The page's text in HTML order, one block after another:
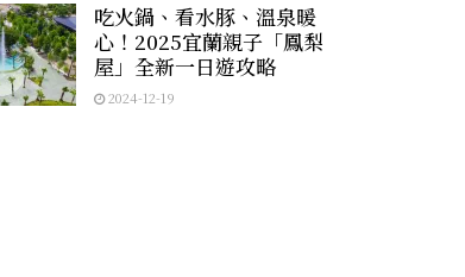
吃火鍋、看水豚、溫泉暖
心！2025宜蘭親子「鳳梨
屋」全新一日遊攻略
2024-12-19